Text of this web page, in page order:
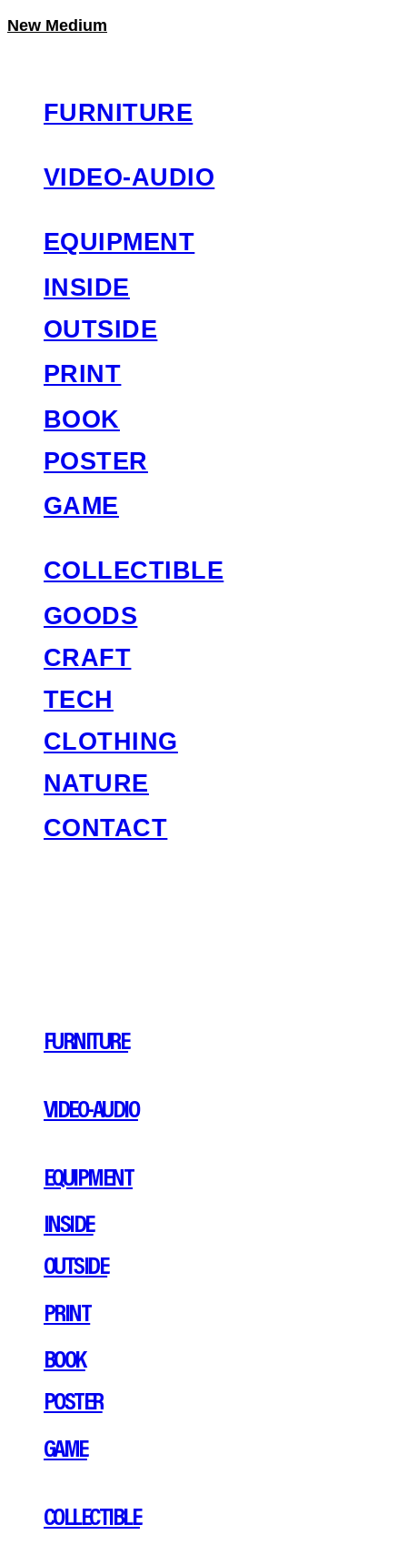
New Medium
FURNITURE
VIDEO-AUDIO
EQUIPMENT
INSIDE
OUTSIDE
PRINT
BOOK
POSTER
GAME
COLLECTIBLE
GOODS
CRAFT
TECH
CLOTHING
NATURE
CONTACT
FURNITURE
VIDEO-AUDIO
EQUIPMENT
INSIDE
OUTSIDE
PRINT
BOOK
POSTER
GAME
COLLECTIBLE